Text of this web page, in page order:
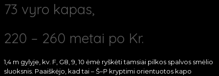
73 vyro kapas,
220 – 260 metai po Kr.
1,4 m gylyje, kv. F, G8, 9, 10 ėmė ryškėti tamsiai pilkos spalvos smėlio
sluoksnis. Paaiškėjo, kad tai – Š–P kryptimi orientuotos kapo